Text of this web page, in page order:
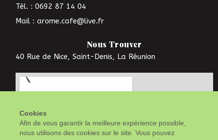
Tél. : 0692 87 14 04
Mail : arome.cafe@live.fr
Nous Trouver
40 Rue de Nice, Saint-Denis, La Réunion
Cookies
Afin de vous garantir la meilleure expérience possible,
nous utilisons des cookies sur le site. Vous pouvez